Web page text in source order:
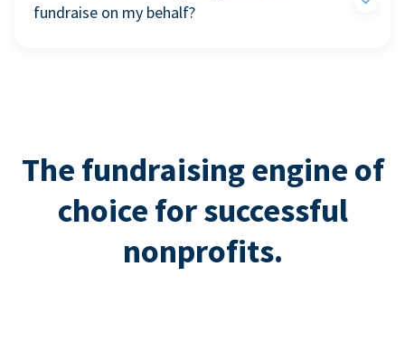
fundraise on my behalf?
The fundraising engine of
choice for successful
nonprofits.